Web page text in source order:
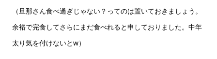
（旦那さん食べ過ぎじゃない？ってのは置いておきましょう。
余裕で完食してさらにまだ食べれると申しておりました。中年
太り気を付けないとw）